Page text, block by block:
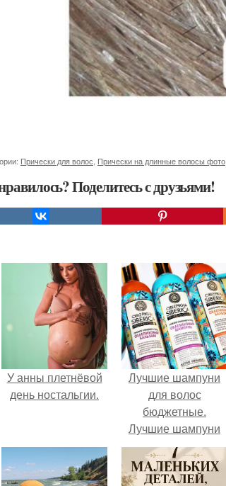
Прически для волос Прически на длинные волосы фото
Поделитесь с друзьями!
У анны плетнёвой
день ностальгии.
Лучшие шампуни
для волос
бюджетные.
Лучшие шампуни
для тонких жирных
волос